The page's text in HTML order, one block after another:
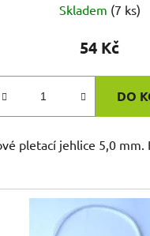
Skladem (7 ks)
54 Kč
DO
pletací jehlice 5,0 mm.